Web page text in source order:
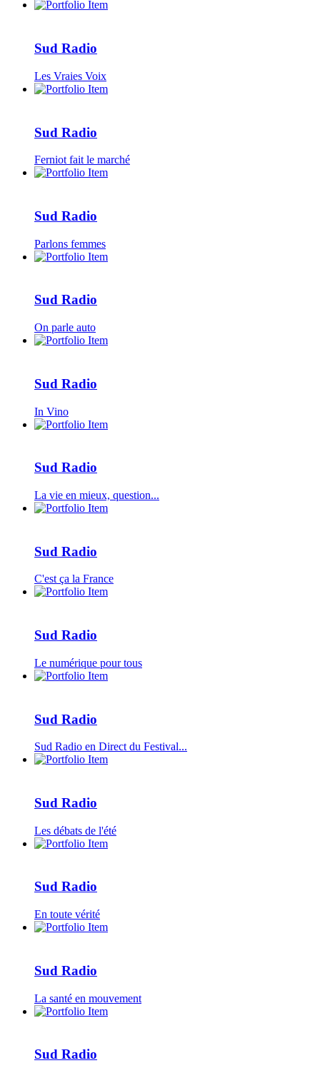
Sud Radio
Les Vraies Voix
Sud Radio
Ferniot fait le marché
Sud Radio
Parlons femmes
Sud Radio
On parle auto
Sud Radio
In Vino
Sud Radio
La vie en mieux, question...
Sud Radio
C'est ça la France
Sud Radio
Le numérique pour tous
Sud Radio
Sud Radio en Direct du Festival...
Sud Radio
Les débats de l'été
Sud Radio
En toute vérité
Sud Radio
La santé en mouvement
Sud Radio